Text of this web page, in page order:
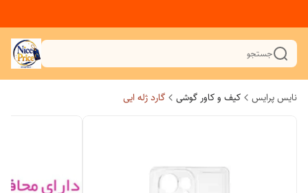
جستجو
نایس پرایس کیف و کاور گوشی گارد ژله ایی